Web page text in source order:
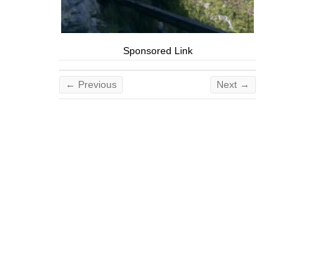
Sponsored Link
← Previous Next →